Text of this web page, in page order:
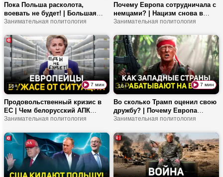
Пока Польша расколота,
воевать не будет! | Большая
реформа Туску не нужна? |
ЕС?
Занимательная политология
Почему Европа сотрудничала с
немцами? | Нацизм снова в
моде? | Зачем Западу война с
Занимательная политология
16+ 7 мин
Продовольственный кризис в
ЕС | Чем белорусский АПК
отличается от европейского? |
МЕРКОСУР?
Занимательная политология
16+ 7 мин
Во сколько Трамп оценил свою
дружбу? | Почему Европа
готовится к войне? | Как
Беларуси?
Занимательная политология